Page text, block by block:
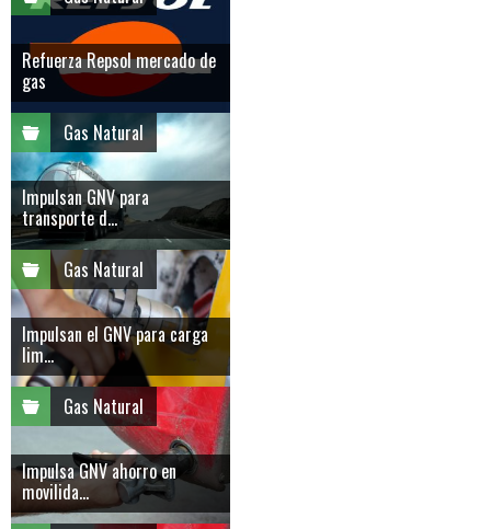
Refuerza Repsol mercado de
gas
Gas Natural
Impulsan GNV para
transporte d...
Gas Natural
Impulsan el GNV para carga
lim...
Gas Natural
Impulsa GNV ahorro en
movilida...